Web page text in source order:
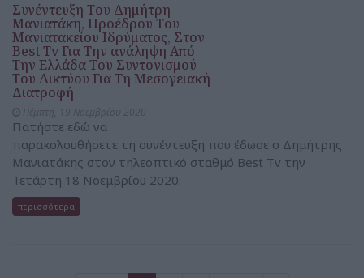
Συνέντευξη Του Δημήτρη
Μανιατάκη, Προέδρου Του
Μανιατακείου Ιδρύματος, Στον
Best Tv Για Την ανάληψη Από
Την Ελλάδα Του Συντονισμού
Του Δικτύου Για Τη Μεσογειακή
Διατροφή
Πατήστε εδώ να
παρακολουθήσετε τη συνέντευξη που έδωσε ο Δημήτρης
Μανιατάκης στον τηλεοπτικό σταθμό Best Tv την
Τετάρτη 18 Νοεμβρίου 2020.
περισσότερα